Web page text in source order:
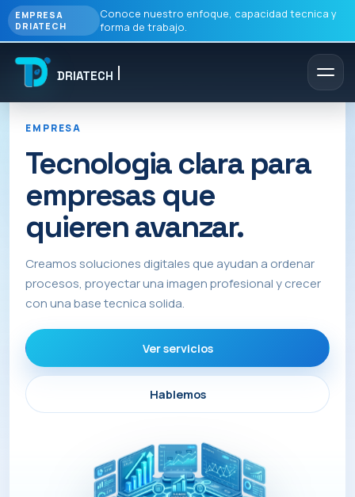
EMPRESA
DRIATECH
Conoce nuestro enfoque, capacidad tecnica y
forma de trabajo.
DRIATECH
EMPRESA
Tecnologia clara para
empresas que
quieren avanzar.
Creamos soluciones digitales que ayudan a ordenar
procesos, proyectar una imagen profesional y crecer
con una base tecnica solida.
Ver servicios
Hablemos